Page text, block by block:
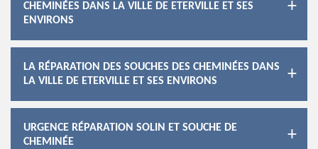
CHEMINÉES DANS LA VILLE DE ETERVILLE ET SES
ENVIRONS
LA RÉPARATION DES SOUCHES DES CHEMINÉES DANS
LA VILLE DE ETERVILLE ET SES ENVIRONS
URGENCE RÉPARATION SOLIN ET SOUCHE DE
CHEMINÉE